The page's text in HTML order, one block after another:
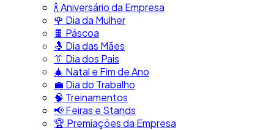
​🍾​ Aniversário da Empresa
🌹 Dia da Mulher
🍫​ Páscoa
🤱 Dia das Mães
👔​ Dia dos Pais
🎄 Natal e Fim de Ano
💼​ Dia do Trabalho
🧠​ Treinamentos
📢​ Feiras e Stands
🏆 Premiações da Empresa